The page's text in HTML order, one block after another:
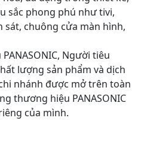
sắc phong phú như tivi,
sát, chuông cửa màn hình,
Người tiêu
lượng sản phẩm và dịch
nhánh được mở trên toàn
thương hiệu PANASONIC
của mình.